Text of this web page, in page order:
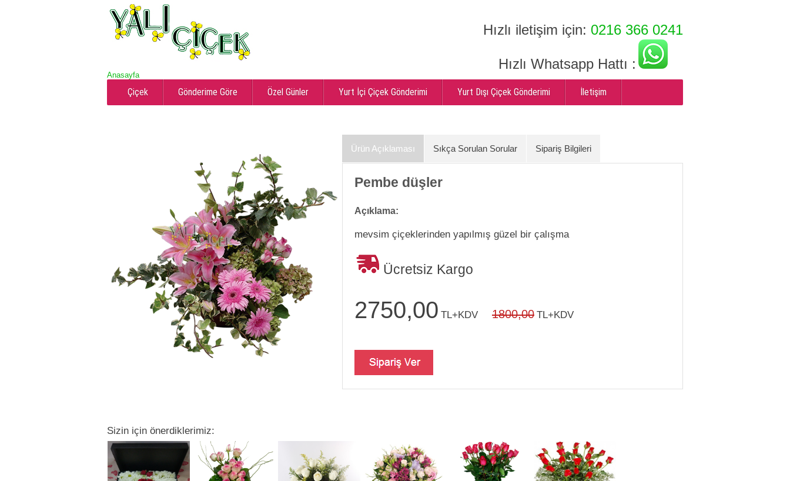
Anasayfa
Hızlı iletişim için: 0216 366 0241
Hızlı Whatsapp Hattı :
Çiçek Gönderime Göre Özel Günler Yurt İçi Çiçek Gönderimi Yurt Dışı Çiçek Gönderimi İletişim
Ürün Açıklaması Sıkça Sorulan Sorular Sipariş Bilgileri
Pembe düşler
Açıklama:
mevsim çiçeklerinden yapılmış güzel bir çalışma
Ücretsiz Kargo
2750,00 TL+KDV 1800,00 TL+KDV
Sizin için önerdiklerimiz: